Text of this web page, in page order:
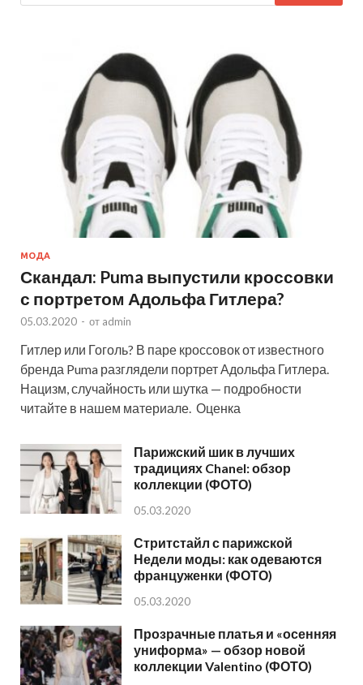
МОДА
Скандал: Puma выпустили кроссовки
с портретом Адольфа Гитлера?
05.03.2020 - от admin
Гитлер или Гоголь? В паре кроссовок от известного
бренда Puma разглядели портрет Адольфа Гитлера.
Нацизм, случайность или шутка — подробности
читайте в нашем материале. Оценка
Парижский шик в лучших
традициях Chanel: обзор
коллекции (ФОТО)
05.03.2020
Стритстайл с парижской
Недели моды: как одеваются
француженки (ФОТО)
05.03.2020
Прозрачные платья и «осенняя
униформа» — обзор новой
коллекции Valentino (ФОТО)